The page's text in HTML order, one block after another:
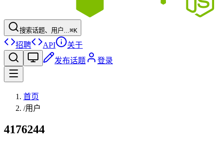
搜索话题、用户...⌘K
招聘 API
关于
发布话题
登录
首页
/用户
4176244